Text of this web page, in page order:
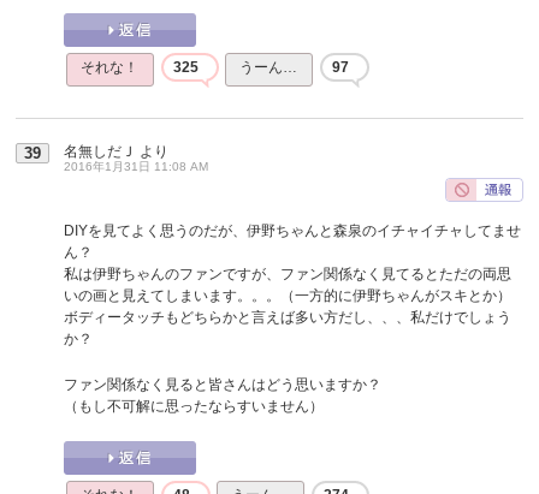
それな！ 325 うーん… 97
39 名無しだＪ より
2016年1月31日 11:08 AM
DIYを見てよく思うのだが、伊野ちゃんと森泉のイチャイチャしてませ
ん？
私は伊野ちゃんのファンですが、ファン関係なく見てるとただの両思
いの画と見えてしまいます。。。（一方的に伊野ちゃんがスキとか）
ボディータッチもどちらかと言えば多い方だし、、、私だけでしょう
か？
ファン関係なく見ると皆さんはどう思いますか？
（もし不可解に思ったならすいません）